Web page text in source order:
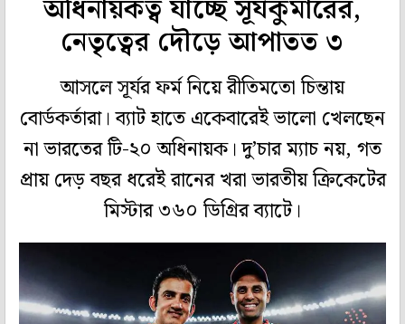
অধিনায়কত্ব যাচ্ছে সূর্যকুমারের,
নেতৃত্বের দৌড়ে আপাতত ৩
আসলে সূর্যর ফর্ম নিয়ে রীতিমতো চিন্তায়
বোর্ডকর্তারা। ব্যাট হাতে একেবারেই ভালো খেলছেন
না ভারতের টি-২০ অধিনায়ক। দু’চার ম্যাচ নয়, গত
প্রায় দেড় বছর ধরেই রানের খরা ভারতীয় ক্রিকেটের
মিস্টার ৩৬০ ডিগ্রির ব্যাটে।